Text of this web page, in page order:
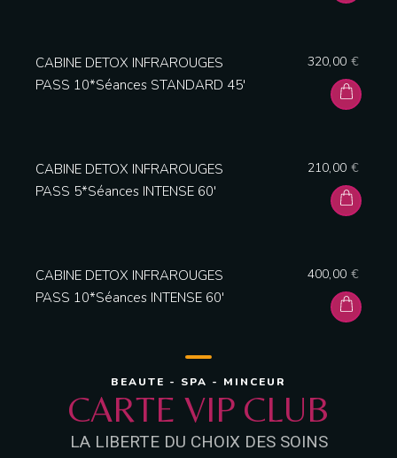
CABINE DETOX INFRAROUGES
PASS 10*Séances STANDARD 45′
320,00 €
CABINE DETOX INFRAROUGES
PASS 5*Séances INTENSE 60′
210,00 €
CABINE DETOX INFRAROUGES
PASS 10*Séances INTENSE 60′
400,00 €
BEAUTE - SPA - MINCEUR
CARTE VIP CLUB
LA LIBERTE DU CHOIX DES SOINS
RESERVE A TABLE